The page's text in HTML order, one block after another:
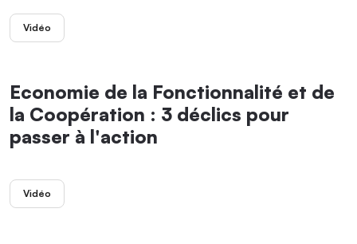
Vidéo
Economie de la Fonctionnalité et de
la Coopération : 3 déclics pour
passer à l'action
Vidéo